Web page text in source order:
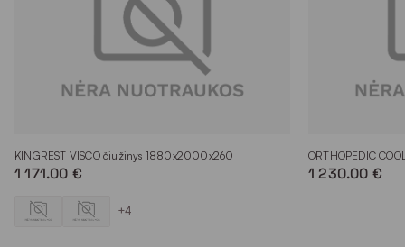
KINGREST VISCO čiužinys 1880x2000x260
1 171.00 €
+4
ORTHOPEDIC
1 230.00 €